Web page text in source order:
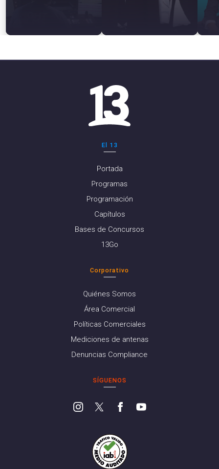
El 13
Portada
Programas
Programación
Capítulos
Bases de Concursos
13Go
Corporativo
Quiénes Somos
Área Comercial
Políticas Comerciales
Mediciones de antenas
Denuncias Compliance
SÍGUENOS